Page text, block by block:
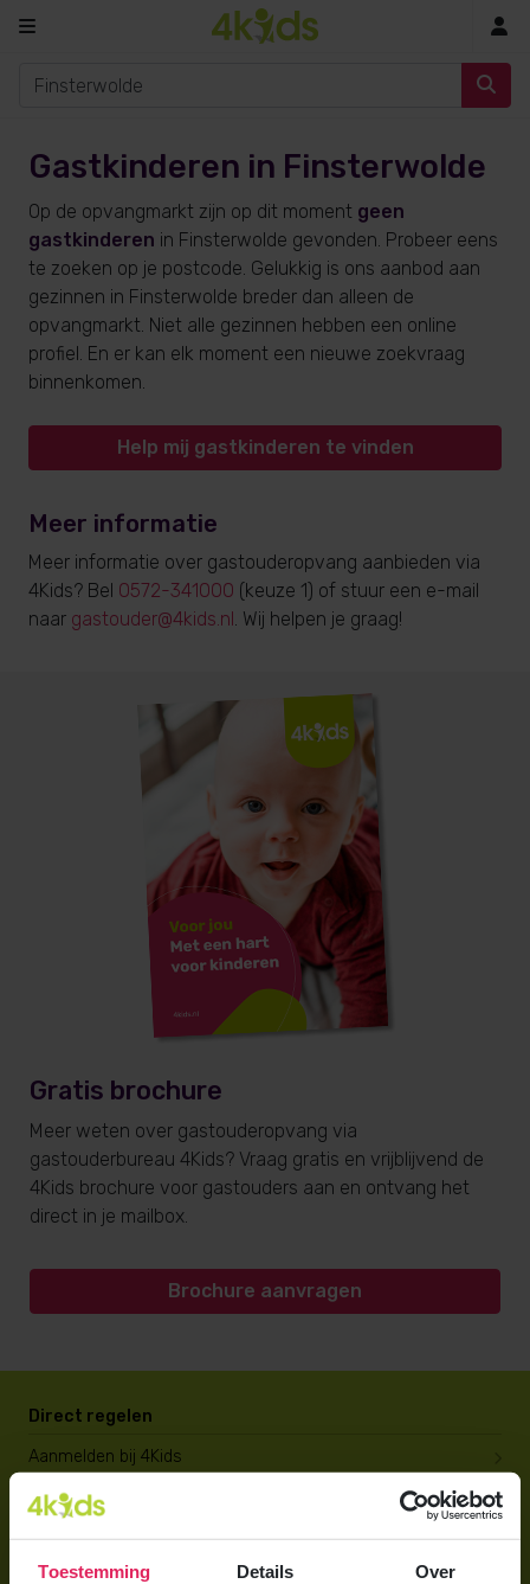
Toestemming Details Over
Gastkinderen in Finsterwolde
Op de opvangmarkt zijn op dit moment geen
gastkinderen in Finsterwolde gevonden. Probeer eens
te zoeken op je postcode. Gelukkig is ons aanbod aan
gezinnen in Finsterwolde breder dan alleen de
opvangmarkt. Niet alle gezinnen hebben een online
profiel. En er kan elk moment een nieuwe zoekvraag
binnenkomen.
Help mij gastkinderen te vinden
Meer informatie
Meer informatie over gastouderopvang aanbieden via
4Kids? Bel 0572-341000 (keuze 1) of stuur een e-mail
naar gastouder@4kids.nl. Wij helpen je graag!
Gratis brochure
Meer weten over gastouderopvang via
gastouderbureau 4Kids? Vraag gratis en vrijblijvend de
4Kids brochure voor gastouders aan en ontvang het
direct in je mailbox.
Brochure aanvragen
Direct regelen
Aanmelden bij 4Kids
Brochure aanvragen
Berekening maken